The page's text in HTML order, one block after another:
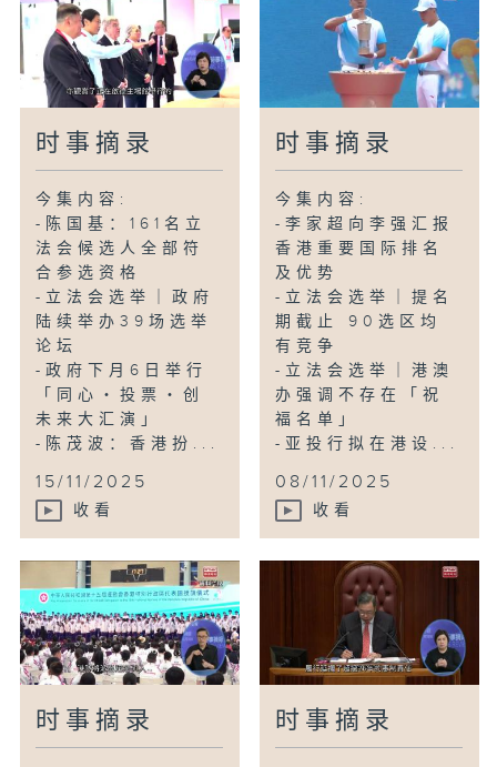
时事摘录
今集内容:
-陈国基：161名立
法会候选人全部符
合参选资格
-立法会选举｜政府
陆续举办39场选举
论坛
-政府下月6日举行
「同心・投票・创
未来大汇演」
-陈茂波：香港扮...
15/11/2025
收看
时事摘录
今集内容:
-李家超向李强汇报
香港重要国际排名
及优势
-立法会选举｜提名
期截止 90选区均
有竞争
-立法会选举｜港澳
办强调不存在「祝
福名单」
-亚投行拟在港设...
08/11/2025
收看
时事摘录 时事摘录